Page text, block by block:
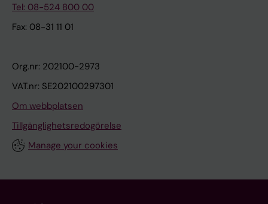
Tel: 08-524 800 00
Fax: 08-31 11 01
Org.nr: 202100-2973
VAT.nr: SE202100297301
Om webbplatsen
Tillgänglighetsredogörelse
Manage your cookies